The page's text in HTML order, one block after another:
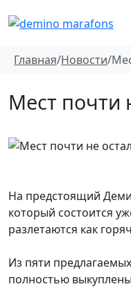
Главная/Новости/
Мест почти
На предстоящий
который состоится
разлетаются как
Из пяти
полностью